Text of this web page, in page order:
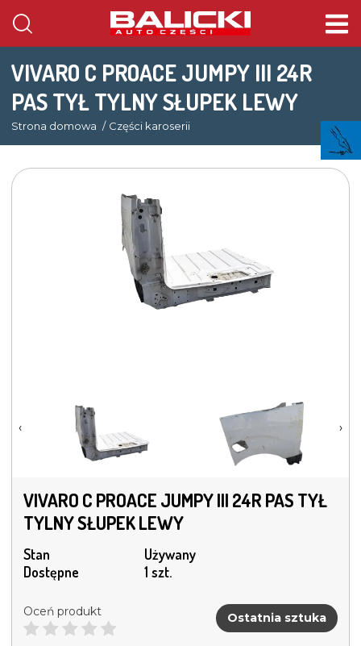
VIVARO C PROACE JUMPY III 24R
PAS TYŁ TYLNY SŁUPEK LEWY
Strona domowa Części karoserii
‹ ›
VIVARO C PROACE JUMPY III 24R PAS TYŁ
TYLNY SŁUPEK LEWY
Stan
Używany
Dostępne
1 szt.
Oceń produkt Ostatnia sztuka